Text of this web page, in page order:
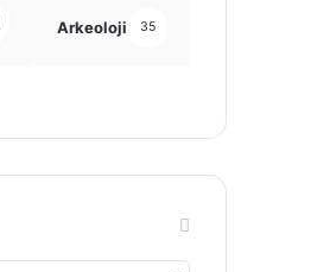
Arkeoloji 35